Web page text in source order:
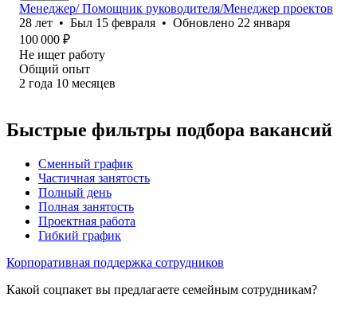
Менеджер/ Помощник руководителя/Менеджер проектов
28 лет • Был 15 февраля • Обновлено 22 января
100 000 ₽
Не ищет работу
Общий опыт
2 года 10 месяцев
Быстрые фильтры подбора вакансий
Сменный график
Частичная занятость
Полный день
Полная занятость
Проектная работа
Гибкий график
Корпоративная поддержка сотрудников
Какой соцпакет вы предлагаете семейным сотрудникам?